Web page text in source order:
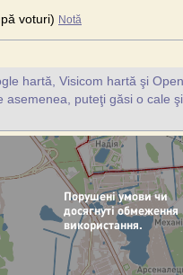
voturi) Notă
hartă, Visicom hartă şi
asemenea, puteţi găsi o cale